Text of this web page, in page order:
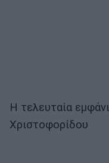
Η τελευταία
Χριστοφορίδου